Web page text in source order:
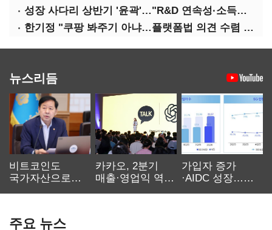
성장 사다리 상반기 '윤곽'…"R&D 연속성·소득세 감면 확장해야"
한기정 "쿠팡 봐주기 아냐…플랫폼법 의견 수렴 중"
뉴스리듬
비트코인도
국가자산으로…'
카카오, 2분기
매출·영업익 역대
가입자 증가
·AIDC 성장…
주요 뉴스